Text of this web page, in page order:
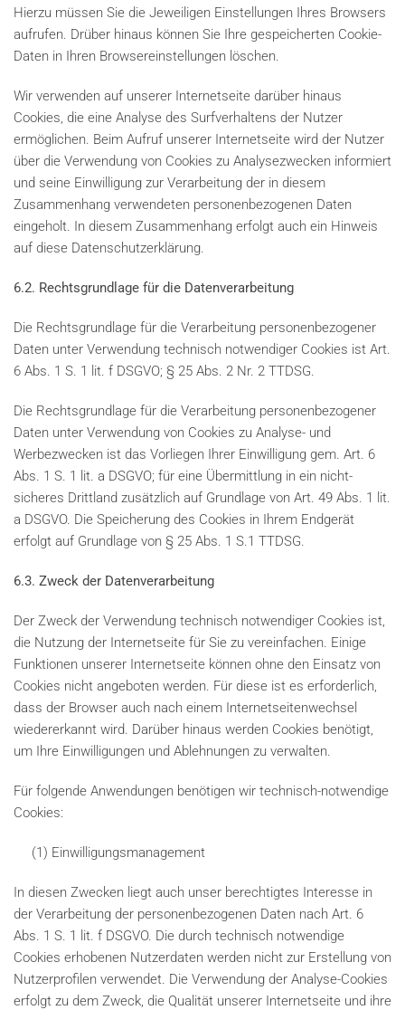
Hierzu müssen Sie die Jeweiligen Einstellungen Ihres Browsers
aufrufen. Drüber hinaus können Sie Ihre gespeicherten Cookie-
Daten in Ihren Browsereinstellungen löschen.
Wir verwenden auf unserer Internetseite darüber hinaus
Cookies, die eine Analyse des Surfverhaltens der Nutzer
ermöglichen. Beim Aufruf unserer Internetseite wird der Nutzer
über die Verwendung von Cookies zu Analysezwecken informiert
und seine Einwilligung zur Verarbeitung der in diesem
Zusammenhang verwendeten personenbezogenen Daten
eingeholt. In diesem Zusammenhang erfolgt auch ein Hinweis
auf diese Datenschutzerklärung.
6.2. Rechtsgrundlage für die Datenverarbeitung
Die Rechtsgrundlage für die Verarbeitung personenbezogener
Daten unter Verwendung technisch notwendiger Cookies ist Art.
6 Abs. 1 S. 1 lit. f DSGVO; § 25 Abs. 2 Nr. 2 TTDSG.
Die Rechtsgrundlage für die Verarbeitung personenbezogener
Daten unter Verwendung von Cookies zu Analyse- und
Werbezwecken ist das Vorliegen Ihrer Einwilligung gem. Art. 6
Abs. 1 S. 1 lit. a DSGVO; für eine Übermittlung in ein nicht-
sicheres Drittland zusätzlich auf Grundlage von Art. 49 Abs. 1 lit.
a DSGVO. Die Speicherung des Cookies in Ihrem Endgerät
erfolgt auf Grundlage von § 25 Abs. 1 S.1 TTDSG.
6.3. Zweck der Datenverarbeitung
Der Zweck der Verwendung technisch notwendiger Cookies ist,
die Nutzung der Internetseite für Sie zu vereinfachen. Einige
Funktionen unserer Internetseite können ohne den Einsatz von
Cookies nicht angeboten werden. Für diese ist es erforderlich,
dass der Browser auch nach einem Internetseitenwechsel
wiedererkannt wird. Darüber hinaus werden Cookies benötigt,
um Ihre Einwilligungen und Ablehnungen zu verwalten.
Für folgende Anwendungen benötigen wir technisch-notwendige
Cookies:
(1) Einwilligungsmanagement
In diesen Zwecken liegt auch unser berechtigtes Interesse in
der Verarbeitung der personenbezogenen Daten nach Art. 6
Abs. 1 S. 1 lit. f DSGVO. Die durch technisch notwendige
Cookies erhobenen Nutzerdaten werden nicht zur Erstellung von
Nutzerprofilen verwendet. Die Verwendung der Analyse-Cookies
erfolgt zu dem Zweck, die Qualität unserer Internetseite und ihre